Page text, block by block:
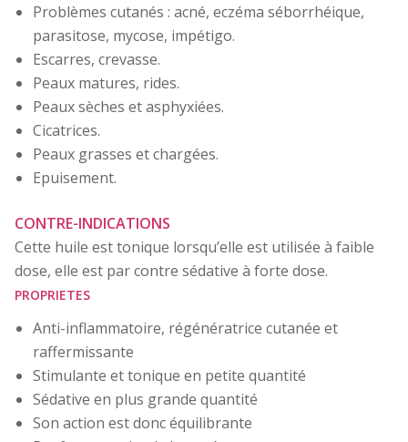
Problèmes cutanés : acné, eczéma séborrhéique,
parasitose, mycose, impétigo.
Escarres, crevasse.
Peaux matures, rides.
Peaux sèches et asphyxiées.
Cicatrices.
Peaux grasses et chargées.
Epuisement.
CONTRE-INDICATIONS
Cette huile est tonique lorsqu’elle est utilisée à faible
dose, elle est par contre sédative à forte dose.
PROPRIETES
Anti-inflammatoire, régénératrice cutanée et
raffermissante
Stimulante et tonique en petite quantité
Sédative en plus grande quantité
Son action est donc équilibrante